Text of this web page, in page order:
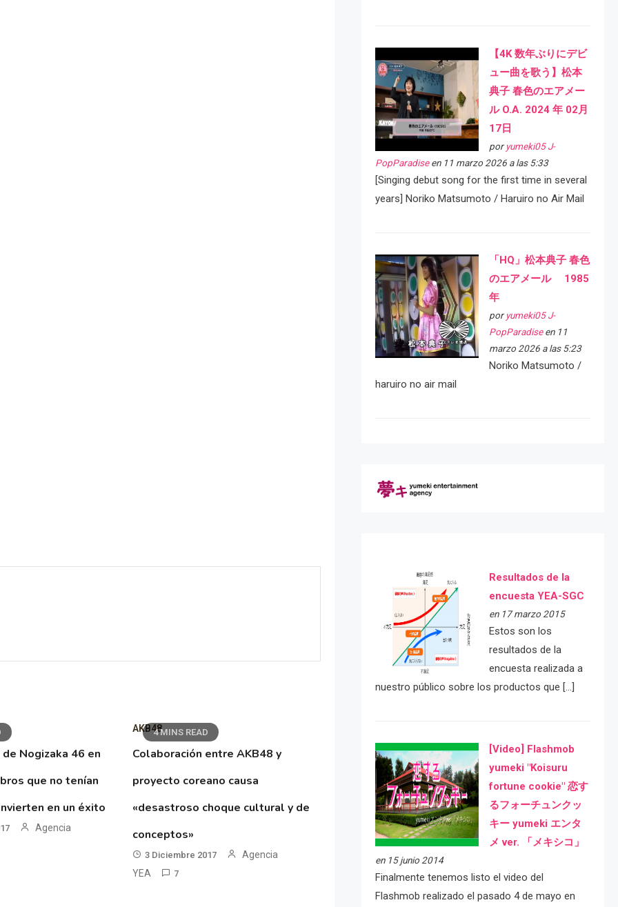
Nogizaka 46 en
que no tenían
en un éxito
Agencia
4 MINS READ
AKB48
Colaboración entre AKB48 y
proyecto coreano causa
«desastroso choque cultural y de
conceptos»
3 Diciembre 2017
Agencia
YEA
7
【4K 数年ぶりにデビ
ュー曲を歌う】松本
典子 春色のエアメー
ル O.A. 2024 年 02月
17日
por yumeki05 J-
PopParadiseen 11 marzo 2026 a las 5:33
[Singing debut song for the first time in several
years] Noriko Matsumoto / Haruiro no Air Mail
「HQ」松本典子 春色
のエアメール 1985
年
por yumeki05 J-
PopParadiseen 11
marzo 2026 a las 5:23
Noriko Matsumoto /
haruiro no air mail
Resultados de la
encuesta YEA-SGC
en 17 marzo 2015
Estos son los
resultados de la
encuesta realizada a
nuestro público sobre los productos que […]
[Video] Flashmob
yumeki "Koisuru
fortune cookie" 恋す
るフォーチュンクッ
キー yumeki エンタ
メ ver. 「メキシコ」
en 15 junio 2014
Finalmente tenemos listo el video del
Flashmob realizado el pasado 4 de mayo en